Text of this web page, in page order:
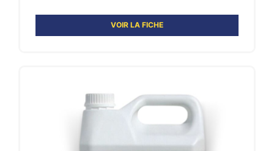
VOIR LA FICHE